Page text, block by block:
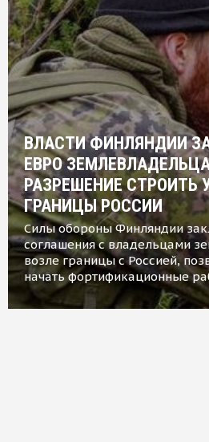
ВЛАСТИ ФИНЛЯНДИИ
ЕВРО
РАЗРЕШЕНИЕ СТРОИТЬ
ГРАНИЦЫ РОССИИ
Силы обороны Финляндии
соглашения с владельцами
возле границы с Россией,
начать фортификационные